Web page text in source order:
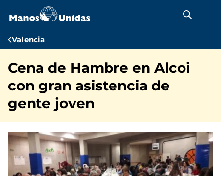
contenido
Ruta
navegación
Valencia
Cena de Hambre en Alcoi
con gran asistencia de
gente joven